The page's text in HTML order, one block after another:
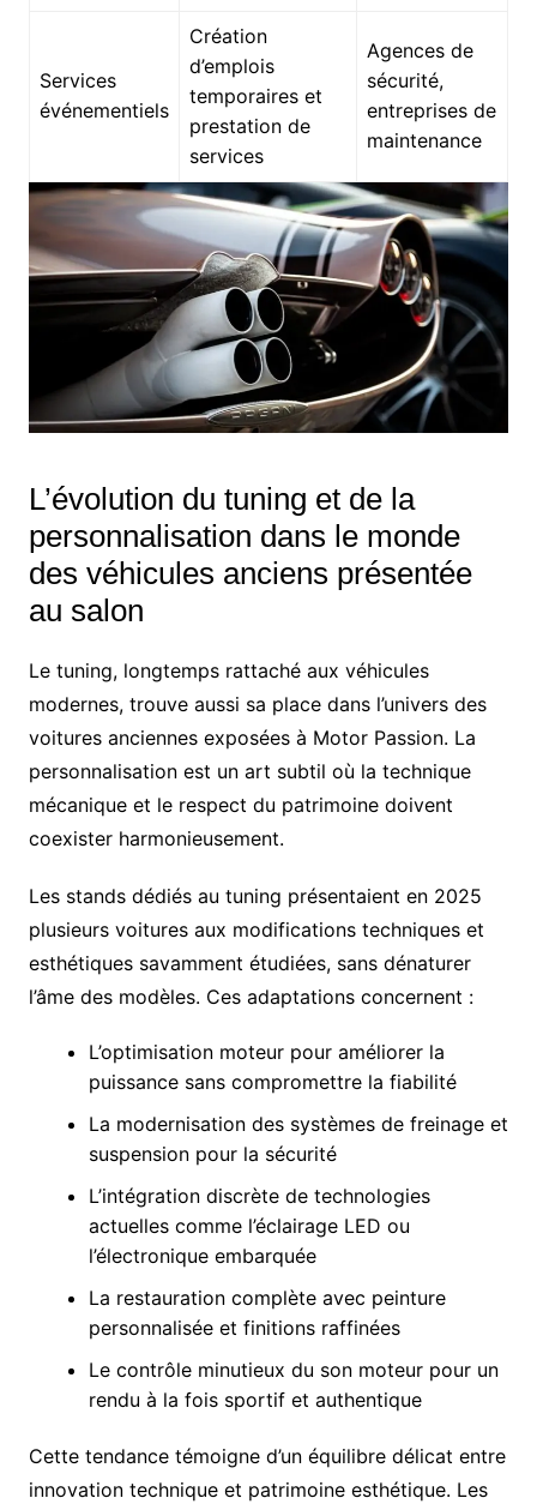
Services
événementiels
Création
d’emplois
temporaires et
prestation de
services
Agences de
sécurité,
entreprises de
maintenance
L’évolution du tuning et de la
personnalisation dans le monde
des véhicules anciens présentée
au salon
Le tuning, longtemps rattaché aux véhicules
modernes, trouve aussi sa place dans l’univers des
voitures anciennes exposées à Motor Passion. La
personnalisation est un art subtil où la technique
mécanique et le respect du patrimoine doivent
coexister harmonieusement.
Les stands dédiés au tuning présentaient en 2025
plusieurs voitures aux modifications techniques et
esthétiques savamment étudiées, sans dénaturer
l’âme des modèles. Ces adaptations concernent :
L’optimisation moteur pour améliorer la
puissance sans compromettre la fiabilité
La modernisation des systèmes de freinage et
suspension pour la sécurité
L’intégration discrète de technologies
actuelles comme l’éclairage LED ou
l’électronique embarquée
La restauration complète avec peinture
personnalisée et finitions raffinées
Le contrôle minutieux du son moteur pour un
rendu à la fois sportif et authentique
Cette tendance témoigne d’un équilibre délicat entre
innovation technique et patrimoine esthétique. Les